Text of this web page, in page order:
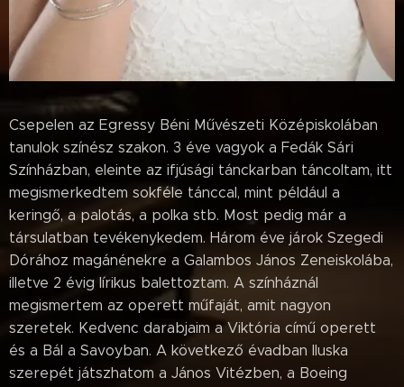
Csepelen az Egressy Béni Művészeti Középiskolában
tanulok színész szakon. 3 éve vagyok a Fedák Sári
Színházban, eleinte az ifjúsági tánckarban táncoltam, itt
megismerkedtem sokféle tánccal, mint például a
keringő, a palotás, a polka stb. Most pedig már a
társulatban tevékenykedem. Három éve járok Szegedi
Dórához magánénekre a Galambos János Zeneiskolába,
illetve 2 évig lírikus balettoztam. A színháznál
megismertem az operett műfaját, amit nagyon
szeretek. Kedvenc darabjaim a Viktória című operett
és a Bál a Savoyban. A következő évadban Iluska
szerepét játszhatom a János Vitézben, a Boeing